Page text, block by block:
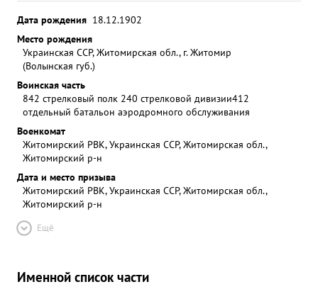
Дата рождения 18.12.1902
Место рождения
Украинская ССР, Житомирская обл., г. Житомир
(Волынская губ.)
Воинская часть
842 стрелковый полк 240 стрелковой дивизии412
отдельный батальон аэродромного обслуживания
Военкомат
Житомирский РВК, Украинская ССР, Житомирская обл.,
Житомирский р-н
Дата и место призыва
Житомирский РВК, Украинская ССР, Житомирская обл.,
Житомирский р-н
Ещё
Именной список части